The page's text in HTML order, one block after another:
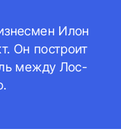
Илон
Он построит
между Лос-